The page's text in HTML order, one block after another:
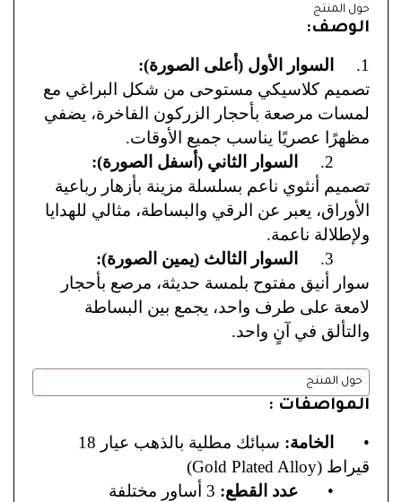
حول المنتج
الوصف:
1.
السوار الأول (أعلى الصورة):
تصميم كلاسيكي مستوحى من شكل البراغي مع
لمسات مرصعة بأحجار الزركون الفاخرة، يضفي
مظهرًا عصريًا يناسب جميع الأوقات.
2.
السوار الثاني (أسفل الصورة):
تصميم أنثوي ناعم بسلسلة مزينة بأزهار رباعية
الأوراق، يعبر عن الرقي والبساطة، مثالي للهدايا
ولإطلالة ناعمة.
3.
السوار الثالث (يمين الصورة):
سوار أنيق مفتوح بلمسة حديثة، مرصع بأحجار
لامعة على طرف واحد، يجمع بين البساطة
والتألق في آنٍ واحد.
حول المنتج
المواصفات :
• الخامة:
سبائك مطلية بالذهب عيار 18
قيراط (Gold Plated Alloy)
•
عدد القطع:
3 أساور مختلفة